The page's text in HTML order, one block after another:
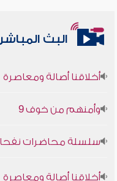
البث المباشر